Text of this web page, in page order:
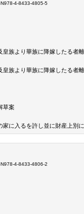
4-8433-4805-5
族より華族に降嫁したる者
皇族より華族に降嫁したる
草案
に入るを許し並に財産上別
4-8433-4806-2